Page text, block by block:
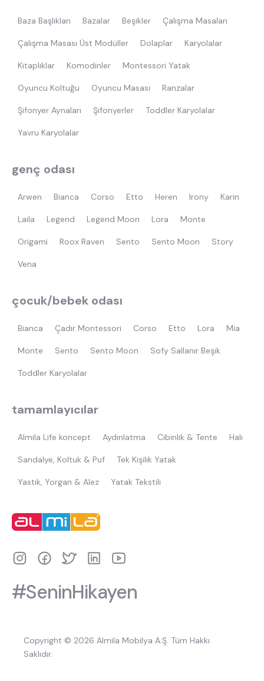
Baza Başlıkları Bazalar Beşikler Çalışma Masaları
Çalışma Masası Üst Modüller Dolaplar Karyolalar
Kitaplıklar Komodinler Montessori Yatak
Oyuncu Koltuğu Oyuncu Masası Ranzalar
Şifonyer Aynaları Şifonyerler Toddler Karyolalar
Yavru Karyolalar
genç odası
Arwen Bianca Corso Etto Heren Irony Karin
Laila Legend Legend Moon Lora Monte
Origami Roox Raven Sento Sento Moon Story
Vena
çocuk/bebek odası
Bianca Çadır Montessori Corso Etto Lora Mia
Monte Sento Sento Moon Sofy Sallanır Beşik
Toddler Karyolalar
tamamlayıcılar
Almila Life koncept Aydınlatma Cibinlik & Tente Halı
Sandalye, Koltuk & Puf Tek Kişilik Yatak
Yastık, Yorgan & Alez Yatak Tekstili
#SeninHikayen
Copyright © 2026 Almila Mobilya A.Ş. Tüm Hakkı
Saklıdır.